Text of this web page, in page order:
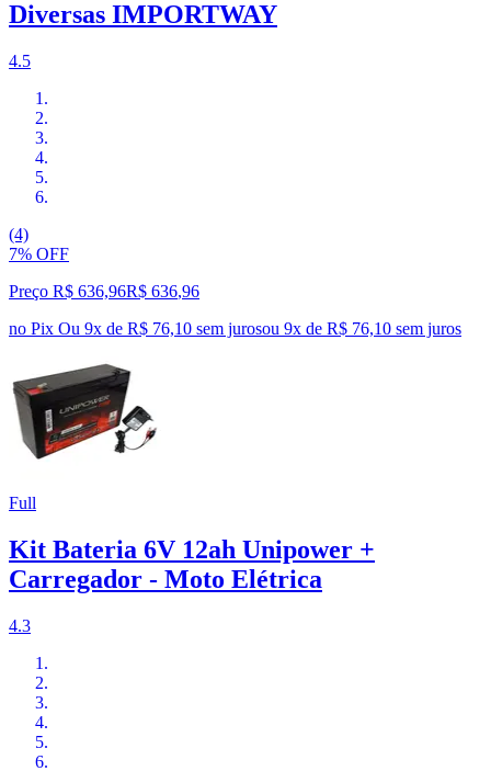
Diversas IMPORTWAY
4.5
(4)
7% OFF
Preço R$ 636,96R$ 636,96
no Pix Ou 9x de R$ 76,10 sem jurosou 9x de R$ 76,10 sem juros
Full
Kit Bateria 6V 12ah Unipower +
Carregador - Moto Elétrica
4.3